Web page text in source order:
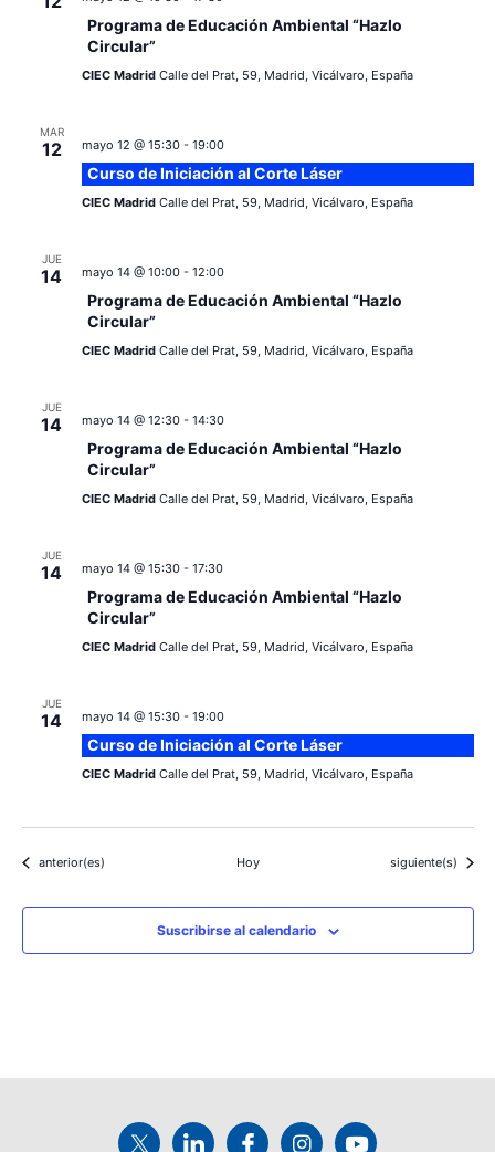
Programa de Educación Ambiental “Hazlo
Circular”
CIEC Madrid Calle del Prat, 59, Madrid, Vicálvaro, España
MAR
12 mayo 12 @ 15:30- 19:00
Curso de Iniciación al Corte Láser
CIEC Madrid Calle del Prat, 59, Madrid, Vicálvaro, España
JUE
14 mayo 14 @ 10:00- 12:00
Programa de Educación Ambiental “Hazlo
Circular”
CIEC Madrid Calle del Prat, 59, Madrid, Vicálvaro, España
JUE
14 mayo 14 @ 12:30- 14:30
Programa de Educación Ambiental “Hazlo
Circular”
CIEC Madrid Calle del Prat, 59, Madrid, Vicálvaro, España
JUE
14 mayo 14 @ 15:30- 17:30
Programa de Educación Ambiental “Hazlo
Circular”
CIEC Madrid Calle del Prat, 59, Madrid, Vicálvaro, España
JUE
14 mayo 14 @ 15:30- 19:00
Curso de Iniciación al Corte Láser
CIEC Madrid Calle del Prat, 59, Madrid, Vicálvaro, España
Eventos
anterior(es) Hoy Eventos
siguiente(s)
Suscribirse al calendario